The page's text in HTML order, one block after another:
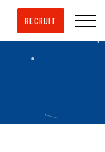
RECRUIT